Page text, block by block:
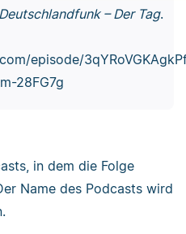
Deutschlandfunk – Der Tag.
episode/
28FG7g
in dem die Folge
Name des Podcasts wird